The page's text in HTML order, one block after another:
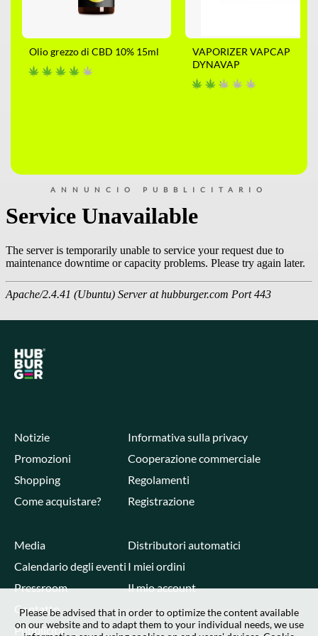
Olio grezzo di CBD 10% 15ml
VAPORIZER VAPCAP
DYNAVAP
ANNUNCIO PUBBLICITARIO
Notizie
Promozioni
Shopping
Come acquistare?
Informativa sulla privacy
Cooperazione commerciale
Regolamenti
Registrazione
Media
Calendario degli eventi
Pressroom
Contatto
Pubblicità
Distributori automatici
I miei ordini
Il mio account
Please be advised that in order to optimize the content available
on our website and to adapt them to your individual needs, we use